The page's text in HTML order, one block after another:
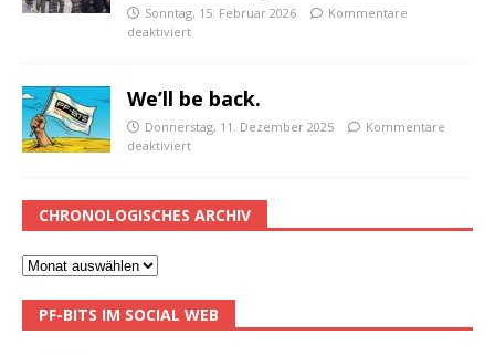
Sonntag, 15. Februar 2026
Kommentare
deaktiviert
We’ll be back.
Donnerstag, 11. Dezember 2025
Kommentare
deaktiviert
CHRONOLOGISCHES ARCHIV
PF-BITS IM SOCIAL WEB